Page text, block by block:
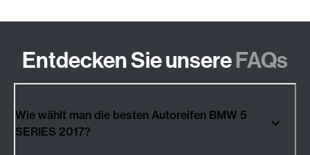
Entdecken Sie unsereFAQs
Wie wählt man die besten Autoreifen BMW 5
SERIES 2017?